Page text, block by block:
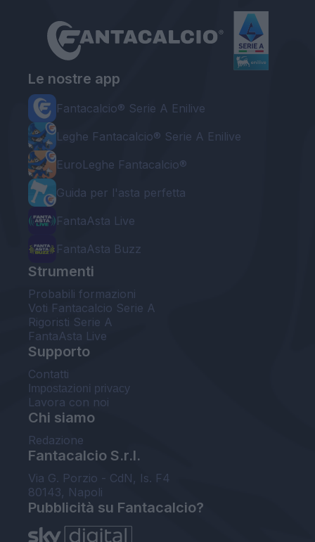
Le nostre app
Fantacalcio® Serie A Enilive
Leghe Fantacalcio® Serie A Enilive
EuroLeghe Fantacalcio®
Guida per l'asta perfetta
FantaAsta Live
FantaAsta Buzz
Strumenti
Probabili formazioni
Voti Fantacalcio Serie A
Rigoristi Serie A
FantaAsta Live
Supporto
Contatti
Impostazioni privacy
Lavora con noi
Chi siamo
Redazione
Fantacalcio S.r.l.
Via G. Porzio - CdN, Is. F4
80143, Napoli
Pubblicità su Fantacalcio?